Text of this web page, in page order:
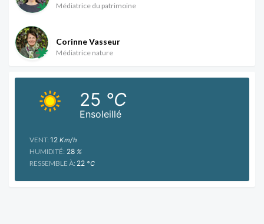
Médiatrice du patrimoine
Corinne Vasseur
Médiatrice nature
Ensoleillé
25 °C
VENT: 12 Km/h
HUMIDITÉ: 28 %
RESSEMBLE À: 22 °C